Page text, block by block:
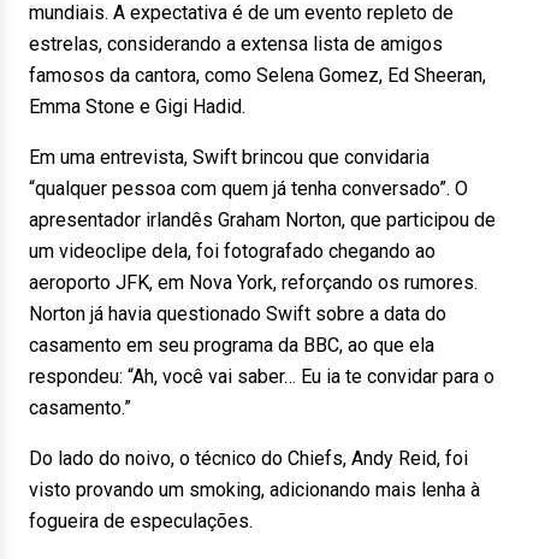
mundiais. A expectativa é de um evento repleto de
estrelas, considerando a extensa lista de amigos
famosos da cantora, como Selena Gomez, Ed Sheeran,
Emma Stone e Gigi Hadid.
Em uma entrevista, Swift brincou que convidaria
“qualquer pessoa com quem já tenha conversado”. O
apresentador irlandês Graham Norton, que participou de
um videoclipe dela, foi fotografado chegando ao
aeroporto JFK, em Nova York, reforçando os rumores.
Norton já havia questionado Swift sobre a data do
casamento em seu programa da BBC, ao que ela
respondeu: “Ah, você vai saber… Eu ia te convidar para o
casamento.”
Do lado do noivo, o técnico do Chiefs, Andy Reid, foi
visto provando um smoking, adicionando mais lenha à
fogueira de especulações.